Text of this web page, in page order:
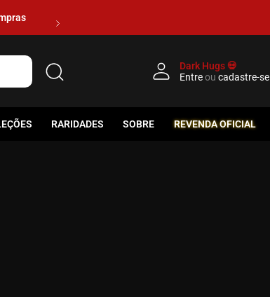
Dark Hugs 💀
Entreou cadastre-se
RARIDADES SOBRE REVENDA OFICIAL